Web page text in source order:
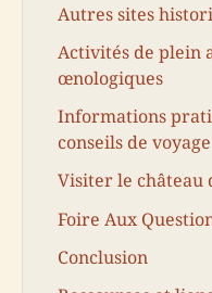
Autres sites
Activités de plein
œnologiques
Informations
conseils de voyage
Visiter le château
Foire Aux
Conclusion